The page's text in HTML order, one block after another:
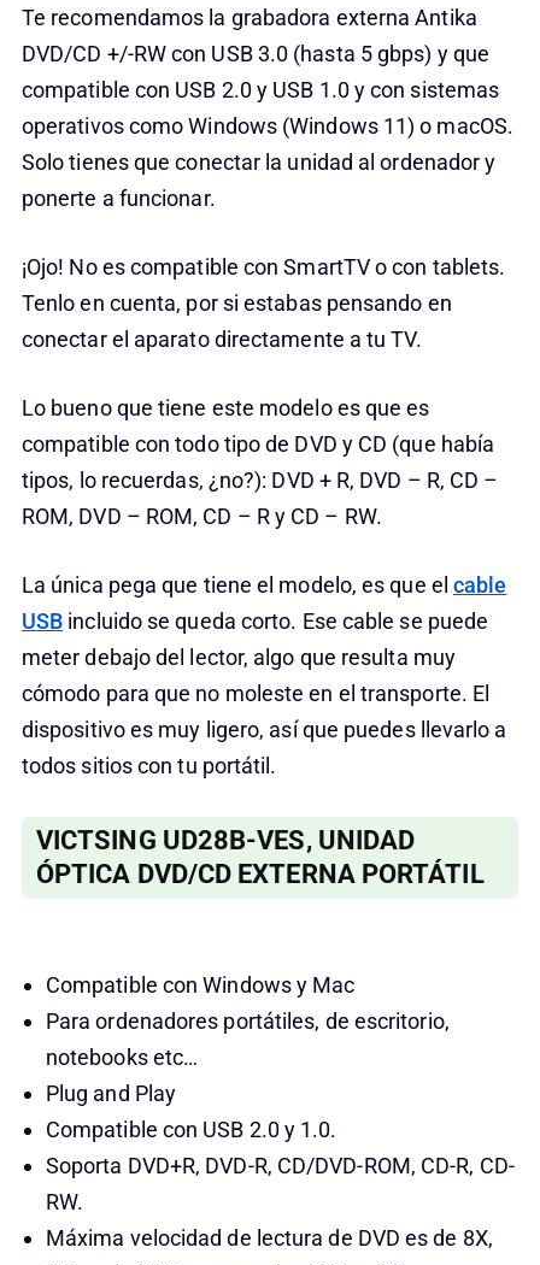
Te recomendamos la grabadora externa Antika
DVD/CD +/-RW con USB 3.0 (hasta 5 gbps) y que
compatible con USB 2.0 y USB 1.0 y con sistemas
operativos como Windows (Windows 11) o macOS.
Solo tienes que conectar la unidad al ordenador y
ponerte a funcionar.
¡Ojo! No es compatible con SmartTV o con tablets.
Tenlo en cuenta, por si estabas pensando en
conectar el aparato directamente a tu TV.
Lo bueno que tiene este modelo es que es
compatible con todo tipo de DVD y CD (que había
tipos, lo recuerdas, ¿no?): DVD + R, DVD – R, CD –
ROM, DVD – ROM, CD – R y CD – RW.
La única pega que tiene el modelo, es que el cable
USB incluido se queda corto. Ese cable se puede
meter debajo del lector, algo que resulta muy
cómodo para que no moleste en el transporte. El
dispositivo es muy ligero, así que puedes llevarlo a
todos sitios con tu portátil.
VICTSING UD28B-VES, UNIDAD
ÓPTICA DVD/CD EXTERNA PORTÁTIL
Compatible con Windows y Mac
Para ordenadores portátiles, de escritorio,
notebooks etc…
Plug and Play
Compatible con USB 2.0 y 1.0.
Soporta DVD+R, DVD-R, CD/DVD-ROM, CD-R, CD-
RW.
Máxima velocidad de lectura de DVD es de 8X,